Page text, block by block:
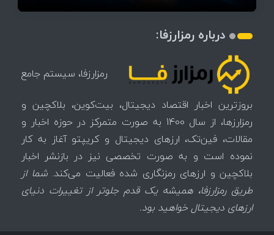
درباره رمزارزفا:
رمزارزفا، سیستم جامع
بروزترین اخبار اقتصاد دیجیتال، بیت‌کوین، بلاکچین و
رمزارزها، از سال 1400 به صورت متمرکز در حوزه اخبار و
مقالات، فین‌تک، ارزهای‌ دیجیتال و کریپتو آغاز به کار
نموده است و به صورت تخصصی نیز در بازنشر اخبار
بلاکچین و ارزهای رمزنگاری شده فعالیت می‌کند.شما از
طریق رمزارزفا، همیشه یک قدم جلوتر از تغییرات دنیای
ارزهای دیجیتال خواهید بود.